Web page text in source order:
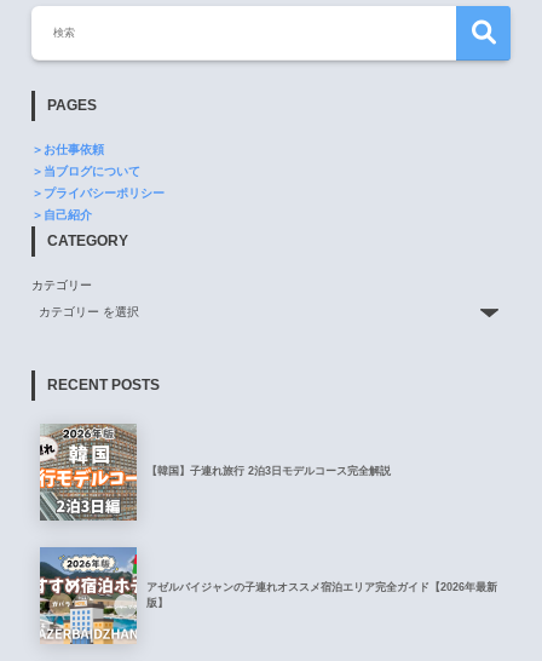
PAGES
＞お仕事依頼
＞当ブログについて
＞プライバシーポリシー
＞自己紹介
CATEGORY
カテゴリー
RECENT POSTS
【韓国】子連れ旅行 2泊3日モデルコース完全解説
アゼルバイジャンの子連れオススメ宿泊エリア完全ガイド【2026年最新
版】